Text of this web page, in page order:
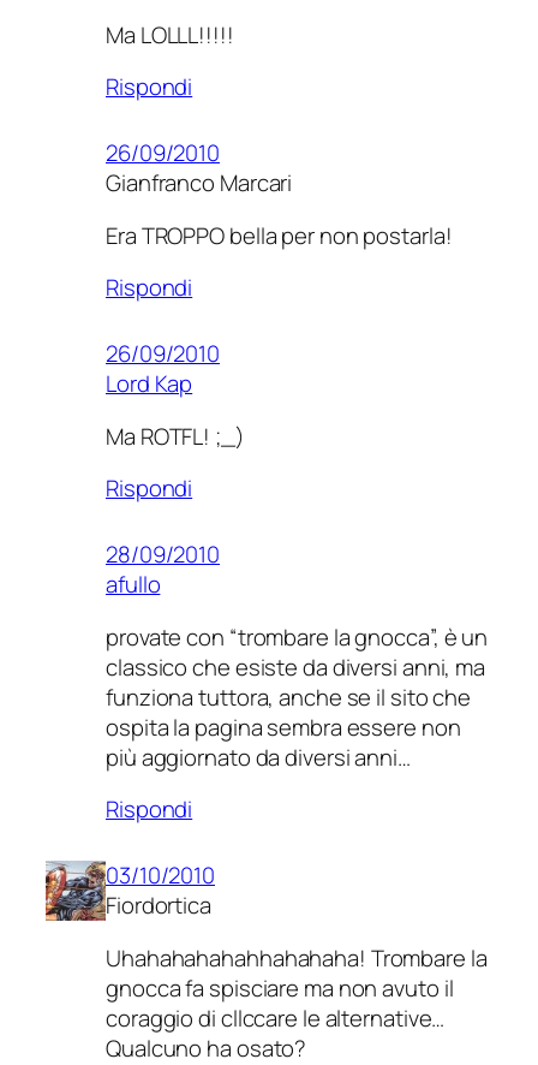
Ma LOLLL!!!!!
Rispondi
26/09/2010
Gianfranco Marcari
Era TROPPO bella per non postarla!
Rispondi
26/09/2010
Lord Kap
Ma ROTFL! ;_)
Rispondi
28/09/2010
afullo
provate con “trombare la gnocca”, è un
classico che esiste da diversi anni, ma
funziona tuttora, anche se il sito che
ospita la pagina sembra essere non
più aggiornato da diversi anni…
Rispondi
03/10/2010
Fiordortica
Uhahahahahahhahahaha! Trombare la
gnocca fa spisciare ma non avuto il
coraggio di cllccare le alternative…
Qualcuno ha osato?